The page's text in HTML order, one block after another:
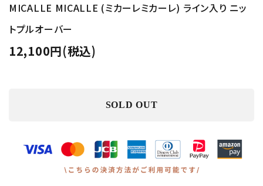
MICALLE MICALLE (ミカーレミカーレ) ライン入り ニッ
トプルオーバー
12,100円(税込)
SOLD OUT